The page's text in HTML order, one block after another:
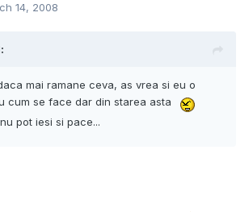
14, 2008
mai ramane ceva, as vrea si eu o
cum se face dar din starea asta
nu pot iesi si pace...